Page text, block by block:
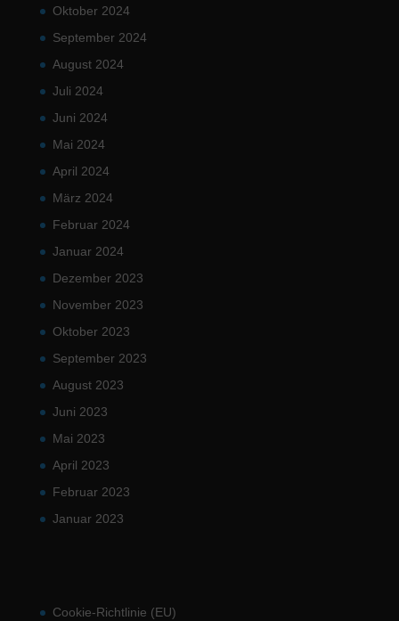
Oktober 2024
September 2024
August 2024
Juli 2024
Juni 2024
Mai 2024
April 2024
März 2024
Februar 2024
Januar 2024
Dezember 2023
November 2023
Oktober 2023
September 2023
August 2023
Juni 2023
Mai 2023
April 2023
Februar 2023
Januar 2023
Cookie-Richtlinie (EU)